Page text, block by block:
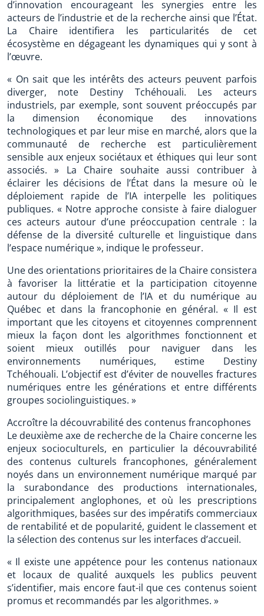
d’innovation encourageant les synergies entre les
acteurs de l’industrie et de la recherche ainsi que l’État.
La Chaire identifiera les particularités de cet
écosystème en dégageant les dynamiques qui y sont à
l’œuvre.
« On sait que les intérêts des acteurs peuvent parfois
diverger, note Destiny Tchéhouali. Les acteurs
industriels, par exemple, sont souvent préoccupés par
la dimension économique des innovations
technologiques et par leur mise en marché, alors que la
communauté de recherche est particulièrement
sensible aux enjeux sociétaux et éthiques qui leur sont
associés. » La Chaire souhaite aussi contribuer à
éclairer les décisions de l’État dans la mesure où le
déploiement rapide de l’IA interpelle les politiques
publiques. « Notre approche consiste à faire dialoguer
ces acteurs autour d’une préoccupation centrale : la
défense de la diversité culturelle et linguistique dans
l’espace numérique », indique le professeur.
Une des orientations prioritaires de la Chaire consistera
à favoriser la littératie et la participation citoyenne
autour du déploiement de l’IA et du numérique au
Québec et dans la francophonie en général. « Il est
important que les citoyens et citoyennes comprennent
mieux la façon dont les algorithmes fonctionnent et
soient mieux outillés pour naviguer dans les
environnements numériques, estime Destiny
Tchéhouali. L’objectif est d’éviter de nouvelles fractures
numériques entre les générations et entre différents
groupes sociolinguistiques. »
Accroître la découvrabilité des contenus francophones
Le deuxième axe de recherche de la Chaire concerne les
enjeux socioculturels, en particulier la découvrabilité
des contenus culturels francophones, généralement
noyés dans un environnement numérique marqué par
la surabondance des productions internationales,
principalement anglophones, et où les prescriptions
algorithmiques, basées sur des impératifs commerciaux
de rentabilité et de popularité, guident le classement et
la sélection des contenus sur les interfaces d’accueil.
« Il existe une appétence pour les contenus nationaux
et locaux de qualité auxquels les publics peuvent
s’identifier, mais encore faut-il que ces contenus soient
promus et recommandés par les algorithmes. »